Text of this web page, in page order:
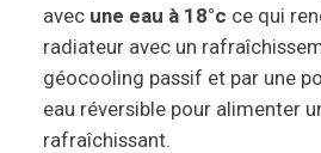
avec une eau à 18°c ce qui
radiateur avec un
géocooling passif et par une
eau réversible pour alimenter
rafraîchissant.